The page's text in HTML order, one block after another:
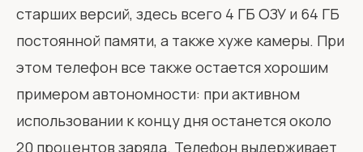
старших версий, здесь всего 4 ГБ ОЗУ и 64 ГБ
постоянной памяти, а также хуже камеры. При
этом телефон все также остается хорошим
примером автономности: при активном
использовании к концу дня останется около
20 процентов заряда. Телефон выдерживает